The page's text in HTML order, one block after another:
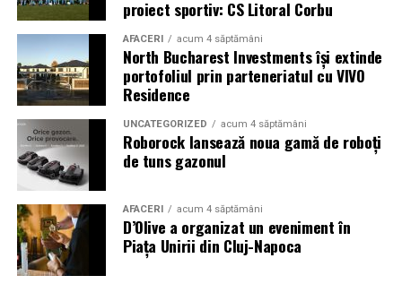
portuară a orașului Beirut, capitala Libanului. Aceasta a
fost urmată de un incendiu, câteva alte mici explozii și,
în final, de o detonație masivă, care a fost urmată de un
suflu violent. Potrivit premierului libanez, Hasan Diab,
au explodat 2.750 de tone de nitrat de amoniu
confiscate. Materialul fusese pus la păstrare într-un
depozit timp de șase ani, fără a se lua măsuri de
precauție. În urma exploziei, cel puțin 204 persoane și-
au pierdut viața, peste 6.500 au fost rănite și multe
altele au fost date dispărute. Peste 300.000 de oameni
au rămas fără locuințe în urma exploziilor devastatoare.
Autoritățile din Liban au decretat trei zile de doliu
național
proiect sportiv: CS Litoral Corbu
AFACERI acum 4 săptămâni
North Bucharest Investments își extinde
portofoliul prin parteneriatul cu VIVO
Residence
UNCATEGORIZED acum 4 săptămâni
Roborock lansează noua gamă de roboți
de tuns gazonul
AFACERI acum 4 săptămâni
D’Olive a organizat un eveniment în
Piața Unirii din Cluj-Napoca